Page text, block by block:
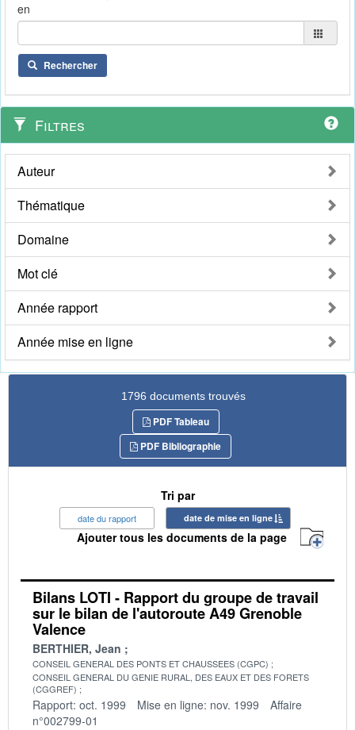
en
Rechercher
Filtres
Auteur
Thématique
Domaine
Mot clé
Année rapport
Année mise en ligne
1796 documents trouvés
PDF Tableau
PDF Bibliographie
Tri par
date du rapport date de mise en ligne
Ajouter tous les documents de la page
Bilans LOTI - Rapport du groupe de travail
sur le bilan de l'autoroute A49 Grenoble
Valence
BERTHIER, Jean
CONSEIL GENERAL DES PONTS ET CHAUSSEES (CGPC)
CONSEIL GENERAL DU GENIE RURAL, DES EAUX ET DES FORETS
(CGGREF)
Rapport: oct. 1999 Mise en ligne: nov. 1999
Affaire
n°002799-01